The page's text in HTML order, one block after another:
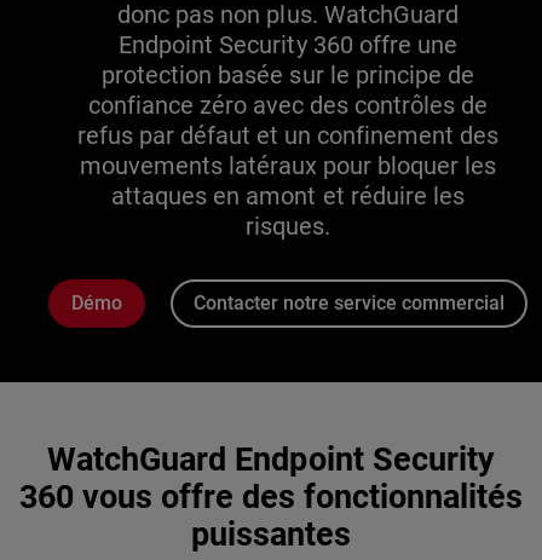
donc pas non plus. WatchGuard
Endpoint Security 360 offre une
protection basée sur le principe de
confiance zéro avec des contrôles de
refus par défaut et un confinement des
mouvements latéraux pour bloquer les
attaques en amont et réduire les
risques.
Démo Contacter notre service commercial
WatchGuard Endpoint Security
360 vous offre des fonctionnalités
puissantes